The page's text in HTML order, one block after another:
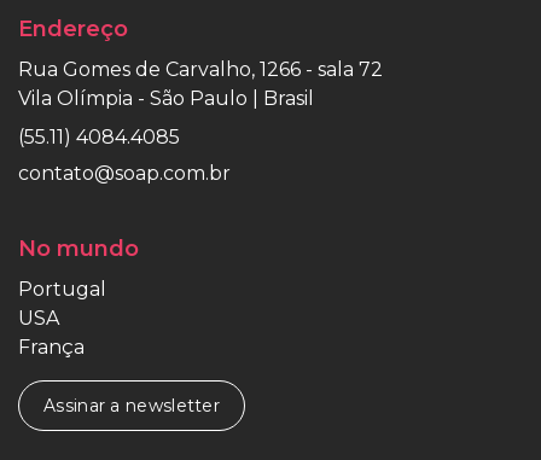
Endereço
Rua Gomes de Carvalho, 1266 - sala 72
Vila Olímpia - São Paulo | Brasil
(55.11) 4084.4085
contato@soap.com.br
No mundo
Portugal
USA
França
Assinar a newsletter